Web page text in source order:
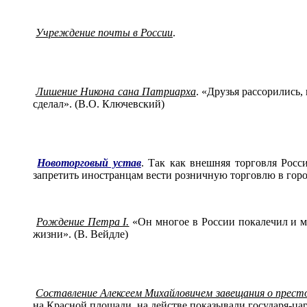
Учреждение почты в России.
Лишение Никона сана Патриарха. «Друзья
сделал». (В.О. Ключевский)
Новоторговый устав. Так как внешняя торговля
запретить иностранцам вести розничную торговлю в
Рождение Петра I. «Он многое в России покалечил и
жизни». (В. Вейдле)
Составление Алексеем Михайловичем завещания о